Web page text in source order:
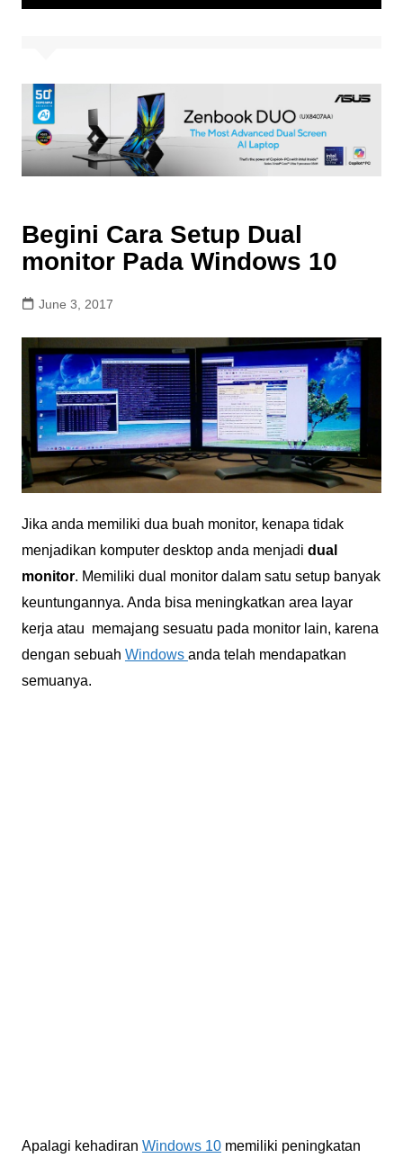
Begini Cara Setup Dual
monitor Pada Windows 10
June 3, 2017
Jika anda memiliki dua buah monitor, kenapa tidak
menjadikan komputer desktop anda menjadi dual
monitor. Memiliki dual monitor dalam satu setup banyak
keuntungannya. Anda bisa meningkatkan area layar
kerja atau memajang sesuatu pada monitor lain, karena
dengan sebuah Windows anda telah mendapatkan
semuanya.
Apalagi kehadiran Windows 10memiliki peningkatan